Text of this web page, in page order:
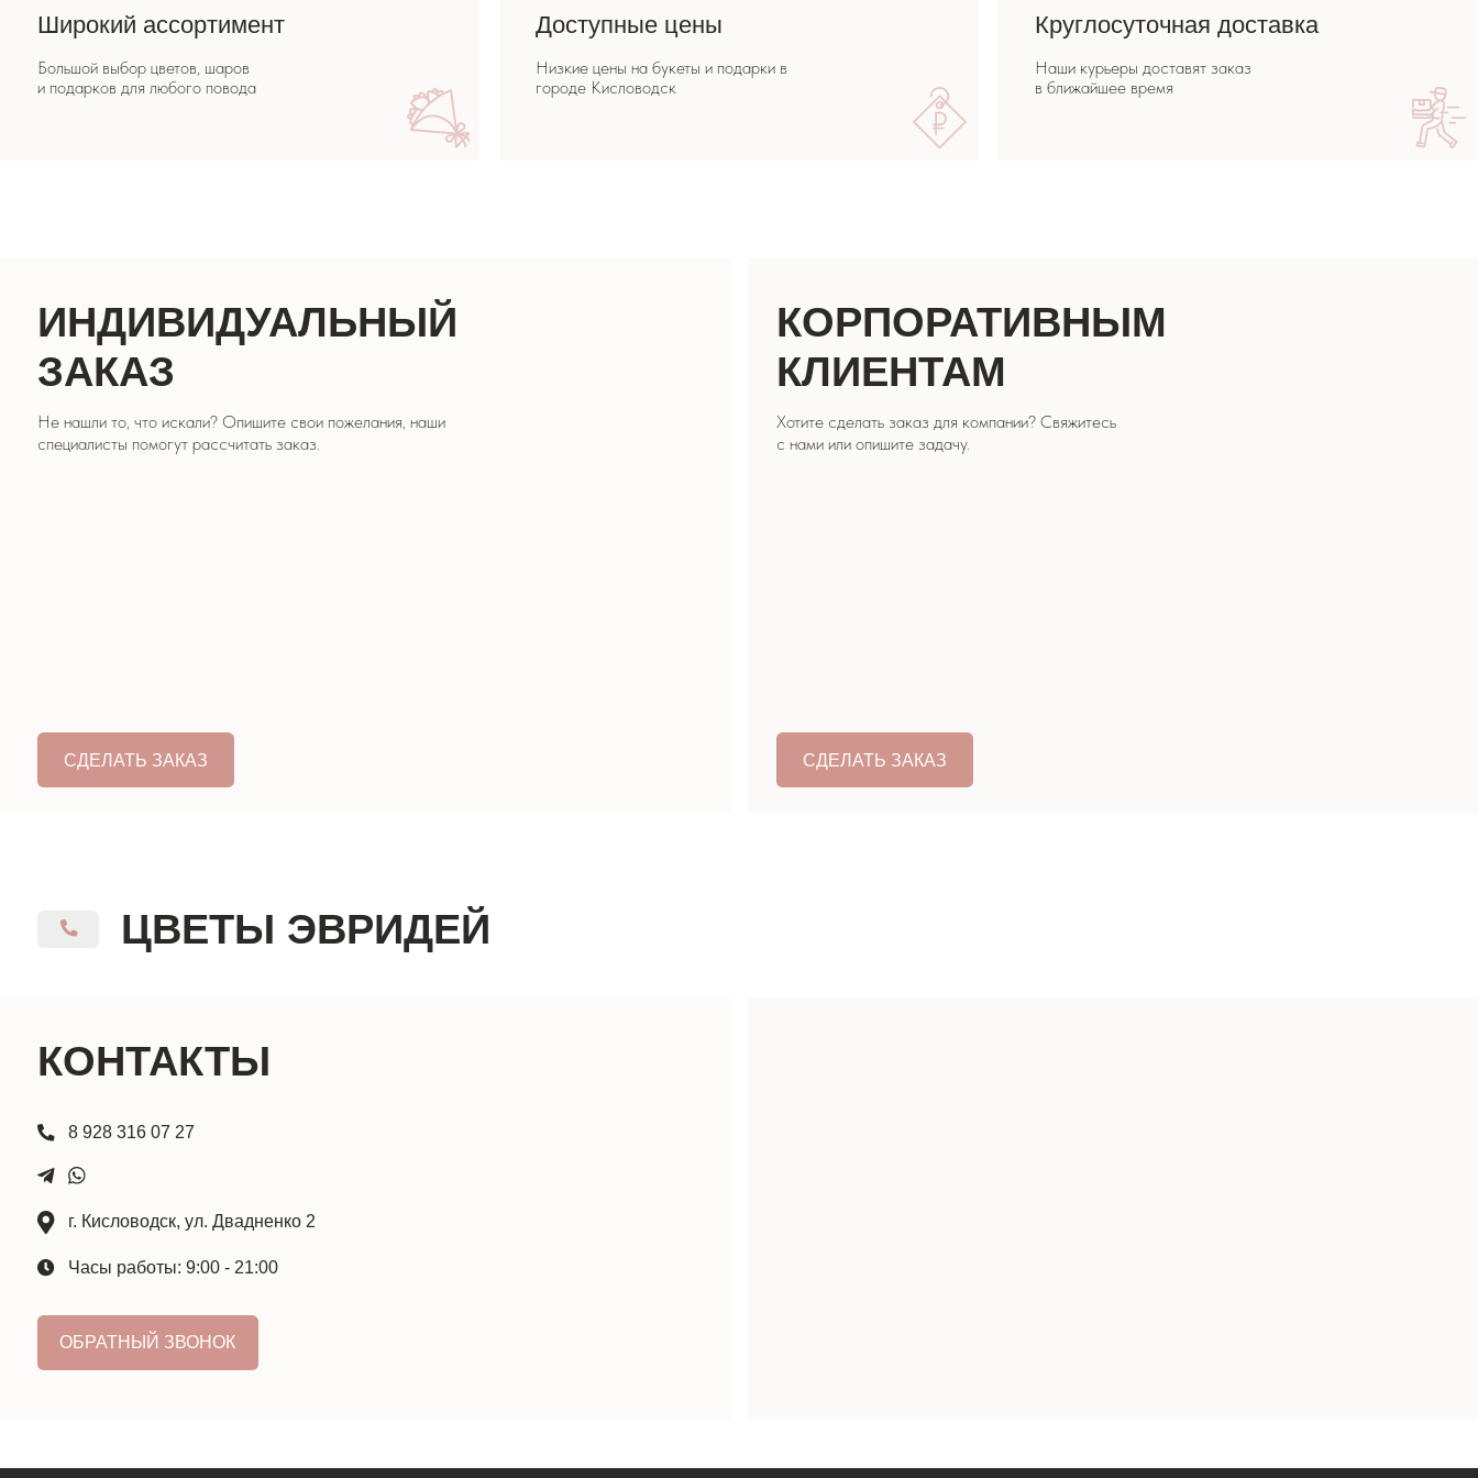
ИНДИВИДУАЛЬНЫЙ
КОРПОРАТИВНЫМ
КОНТАКТЫ
Часы работы: 9:00 - 21:00